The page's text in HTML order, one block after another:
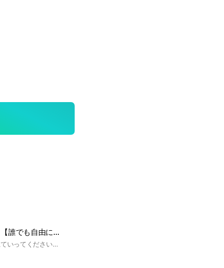
スプラ3サモラン！【誰でも自由にみんなで楽しく！】
良かったら最後まで見ていってください！ こんにちは！ このオプでは初心者さんから猛者、廃人さんまで みんなで楽しくサモランするオプです！ カンストしたいけど一人じゃ… サモラン初心者だけど… そんな方々大歓迎です！ みんなでやって目標を達成しましょう！ 簡単にルールのせときます ・暴言や人が不快になるようなことはしちゃだめ！ ・みんなで楽しくやる！ これが主なルールです！ 大事なノート少し多くなっちゃってます… 入ったらさらっとでもいいので読んでください！ 最近レイダース用の部屋も作りました！ ディスコードのサーバーもあります！ 良かったらきてください！ #スプラトゥーン3#スプラ3#サーモンランNW#サモラン#サーモンラン#さもらん#さーもんらん#初心者#中級者#上級者#猛者#廃人#カンスト#レイダース#スプラトゥーンレイダース